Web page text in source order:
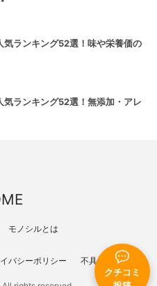
クチコミ
気ランキング52選！味や栄養価の
気ランキング52選！無添加・アレ
モノシルとは
バシーポリシー 不具合報告